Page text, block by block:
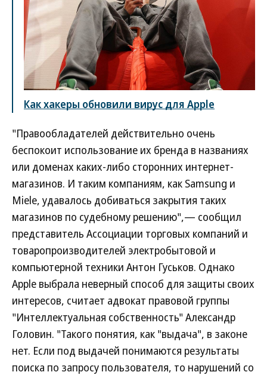
Как хакеры обновили вирус для Apple
"Правообладателей действительно очень
беспокоит использование их бренда в названиях
или доменах каких-либо сторонних интернет-
магазинов. И таким компаниям, как Samsung и
Miele, удавалось добиваться закрытия таких
магазинов по судебному решению",— сообщил
представитель Ассоциации торговых компаний и
товаропроизводителей электробытовой и
компьютерной техники Антон Гуськов. Однако
Apple выбрала неверный способ для защиты своих
интересов, считает адвокат правовой группы
"Интеллектуальная собственность" Александр
Головин. "Такого понятия, как "выдача", в законе
нет. Если под выдачей понимаются результаты
поиска по запросу пользователя, то нарушений со